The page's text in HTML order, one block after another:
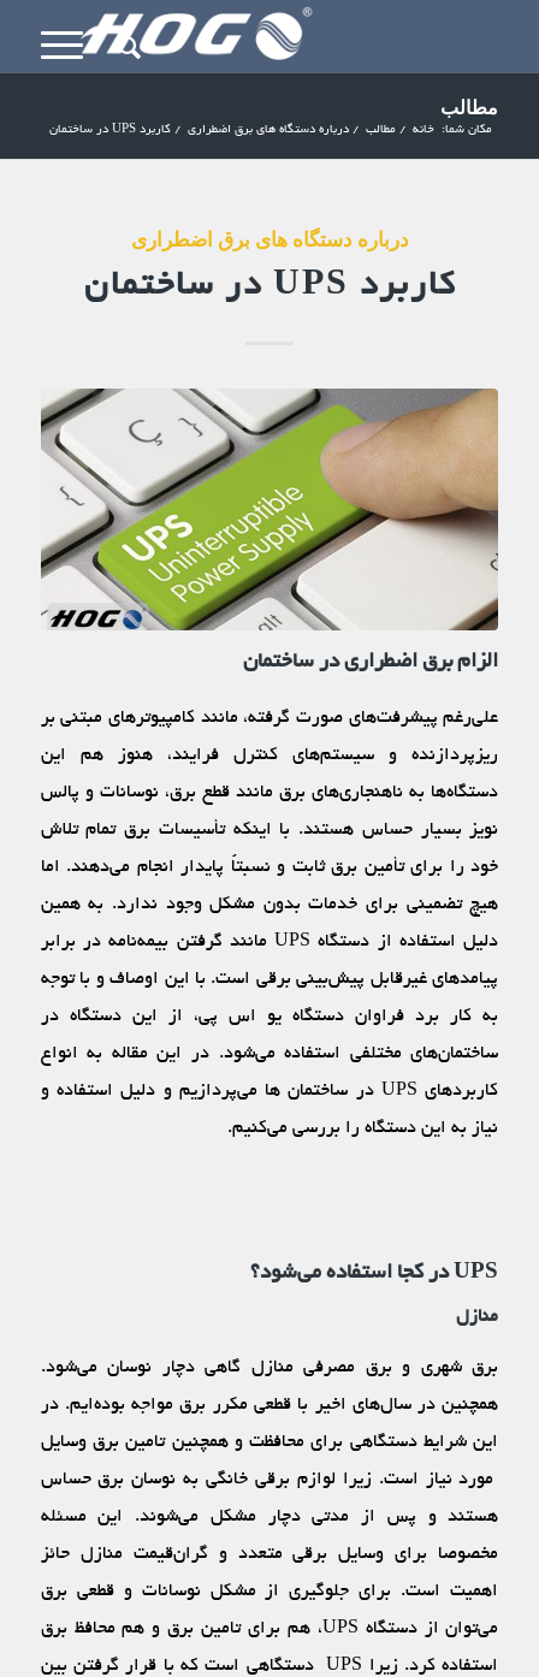
مطالب
مکان شما: خانه / مطالب / درباره دستگاه های برق اضطراری / کاربرد UPS در ساختمان
درباره دستگاه های برق اضطراری
کاربرد UPS در ساختمان
الزام برق اضطراری در ساختمان
علی‌رغم پیشرفت‌‌های صورت گرفته، مانند کامپیوتر‌های مبتنی بر
ریزپردازنده و سیستم‌‌های کنترل فرایند، هنوز هم این
دستگاه‌ها به ناهنجاری‌های برق مانند قطع برق، نوسانات و پالس
نویز بسیار حساس هستند. با اینکه تأسیسات برق تمام تلاش
خود را برای تأمین برق ثابت و نسبتاً پایدار انجام می‌دهند. اما
هیچ تضمینی برای خدمات بدون مشکل وجود ندارد. به همین
دلیل استفاده از دستگاه UPS مانند گرفتن بیمه‌نامه در برابر
پیامد‌های غیرقابل پیش‌بینی برقی است. با این اوصاف و با توجه
به کار برد فراوان دستگاه یو اس پی، از این دستگاه در
ساختمان‌های مختلفی استفاده می‌شود. در این مقاله به انواع
کاربرد‌های UPS در ساختمان ها می‌پردازیم و دلیل استفاده و
نیاز به این دستگاه را بررسی می‌کنیم.
UPS در کجا استفاده می‌شود؟
منازل
برق شهری و برق مصرفی منازل گاهی دچار نوسان می‌شود.
همچنین در سال‌های اخیر با قطعی مکرر برق مواجه بوده‌ایم. در
این شرایط دستگاهی برای محافظت و همچنین تامین برق وسایل
مورد نیاز است. زیرا لوازم برقی خانگی به نوسان برق حساس
هستند و پس از مدتی دچار مشکل می‌شوند. این مسئله
مخصوصا برای وسایل برقی متعدد و گران‌قیمت منازل حائز
اهمیت است. برای جلوگیری از مشکل نوسانات و قطعی برق
می‌توان از دستگاه UPS، هم برای تامین برق و هم محافظ برق
استفاده کرد. زیرا UPS دستگاهی است که با قرار گرفتن بین